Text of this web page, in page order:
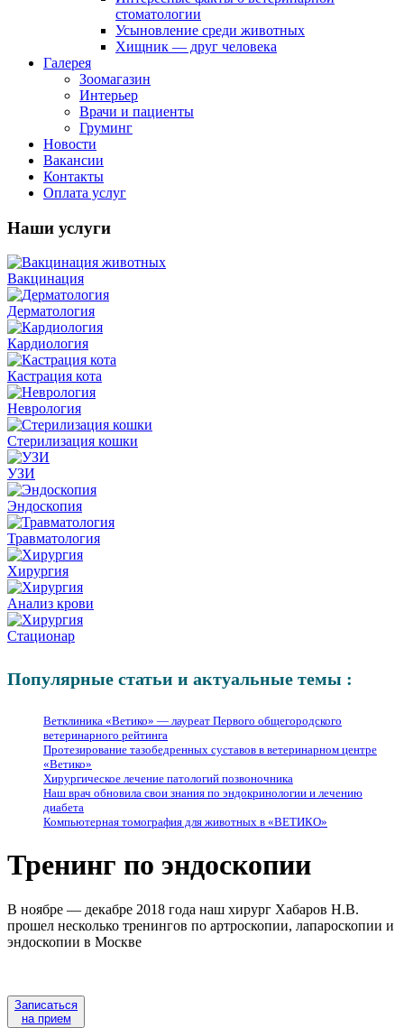
стоматологии
Усыновление среди животных
Хищник — друг человека
Галерея
Зоомагазин
Интерьер
Врачи и пациенты
Груминг
Новости
Вакансии
Контакты
Оплата услуг
Наши услуги
Вакцинация
Дерматология
Кардиология
Кастрация кота
Неврология
Стерилизация кошки
УЗИ
Эндоскопия
Травматология
Хирургия
Анализ крови
Стационар
Популярные статьи и актуальные темы :
Ветклиника «Ветико» — лауреат Первого общегородского
ветеринарного рейтинга
Протезирование тазобедренных суставов в ветеринарном центре
«Ветико»
Хирургическое лечение патологий позвоночника
Наш врач обновила свои знания по эндокринологии и лечению
диабета
Компьютерная томография для животных в «ВЕТИКО»
Тренинг по эндоскопии
В ноябре — декабре 2018 года наш хирург Хабаров Н.В.
прошел несколько тренингов по артроскопии, лапароскопии и
эндоскопии в Москве
Записаться
на прием